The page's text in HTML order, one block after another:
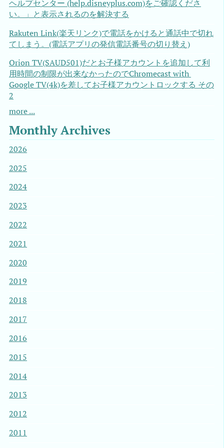
ヘルプセンター (help.disneyplus.com)をご確認くださ
い。」と表示されるのを解決する
Rakuten Link(楽天リンク)で電話をかけると通話中で切れ
てしまう。(電話アプリの発信電話番号の切り替え)
Orion TV(SAUD501)だとお子様アカウントを追加して利
用時間の制限が出来なかったのでChromecast with
Google TV(4k)を差してお子様アカウントロックする その
2
more ...
Monthly Archives
2026
2025
2024
2023
2022
2021
2020
2019
2018
2017
2016
2015
2014
2013
2012
2011